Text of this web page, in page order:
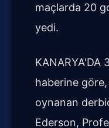
maçlarda 20
yedi.
KANARYA'DA
haberine
oynanan
Ederson,